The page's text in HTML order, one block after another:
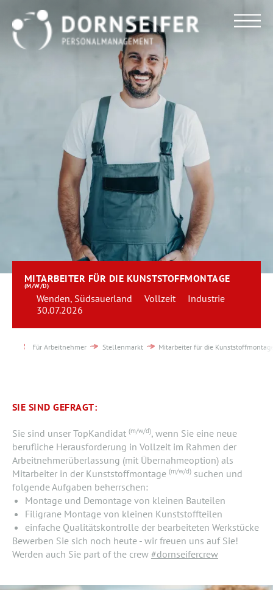
MITARBEITER FÜR DIE KUNSTSTOFFMONTAGE
(M/W/D)
Wenden, Südsauerland Vollzeit
Industrie
30.07.2026
Für Arbeitnehmer Stellenmarkt Mitarbeiter für die
SIE SIND GEFRAGT:
Sie sind unser TopKandidat (m/w/d), wenn Sie eine neue
berufliche Herausforderung in Vollzeit im Rahmen der
Arbeitnehmerüberlassung (mit Übernahmeoption) als
Mitarbeiter in der Kunststoffmontage (m/w/d) suchen und
folgende Aufgaben beherrschen:
Montage und Demontage von kleinen Bauteilen
Filigrane Montage von kleinen Kunststoffteilen
einfache Qualitätskontrolle der bearbeiteten Werkstücke
Bewerben Sie sich noch heute - wir freuen uns auf Sie!
Werden auch Sie part of the crew #dornseifercrew
Für Arbeitnehmer
Für Unternehmen
Dornseifer DNA
Referenzen
Stellenmarkt
Blog
Team
Kontakt
Karriere